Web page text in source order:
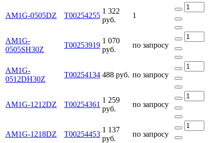
AM1G-0505DZ Т00254255
1 322
руб.
1
AM1G-
0505SH30Z
Т00253919
1 070
руб.
по запросу
AM1G-
0512DH30Z
Т00254134 488 руб. по запросу
AM1G-1212DZ Т00254361
1 259
руб.
по запросу
AM1G-1218DZ Т00254453
1 137
руб.
по запросу